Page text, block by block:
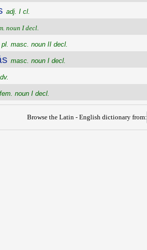
adj. I cl.
noun I decl.
pl. masc. noun II decl.
masc. noun I decl.
fem. noun I decl.
Browse the Latin - English dictionary from: